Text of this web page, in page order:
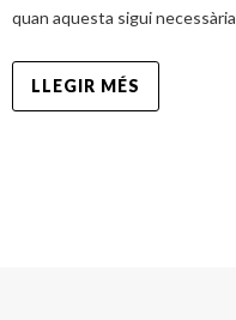
quan aquesta sigui necessària
LLEGIR MÉS